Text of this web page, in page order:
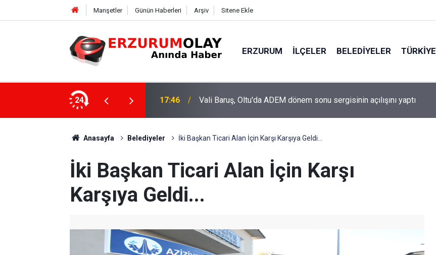
Manşetler Günün Haberleri Arşiv Sitene Ekle
ERZURUM İLÇELER BELEDIYELER TÜRKIYE
24
sergisinin açılışını yaptı 17:42 Şenkaya Belediye Başkanı Görbil Özcan partisinden istifa etti
Anasayfa Belediyeler İki Başkan Ticari Alan İçin Karşı Karşıya Geldi...
İki Başkan Ticari Alan İçin Karşı
Karşıya Geldi...